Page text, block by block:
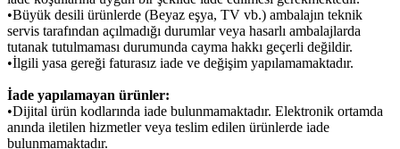
•Büyük desili ürünlerde (Beyaz eşya, TV vb.) ambalajın teknik
servis tarafından açılmadığı durumlar veya hasarlı ambalajlarda
tutanak tutulmaması durumunda cayma hakkı geçerli değildir.
•İlgili yasa gereği faturasız iade ve değişim yapılamamaktadır.
İade yapılamayan ürünler:
•Dijital ürün kodlarında iade bulunmamaktadır. Elektronik ortamda
anında iletilen hizmetler veya teslim edilen ürünlerde iade
bulunmamaktadır.